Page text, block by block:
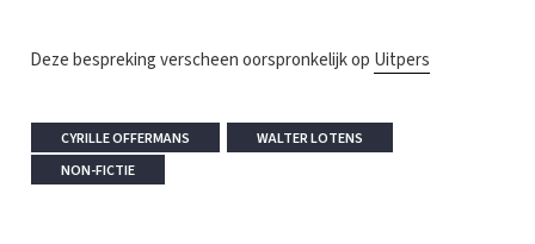
Deze bespreking verscheen oorspronkelijk op Uitpers
CYRILLE OFFERMANS
WALTER LOTENS
NON-FICTIE